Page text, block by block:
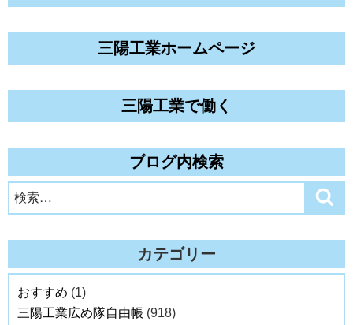
三陽工業ホームページ
三陽工業で働く
ブログ内検索
検
索:
カテゴリー
おすすめ (1)
三陽工業広め隊自由帳 (918)